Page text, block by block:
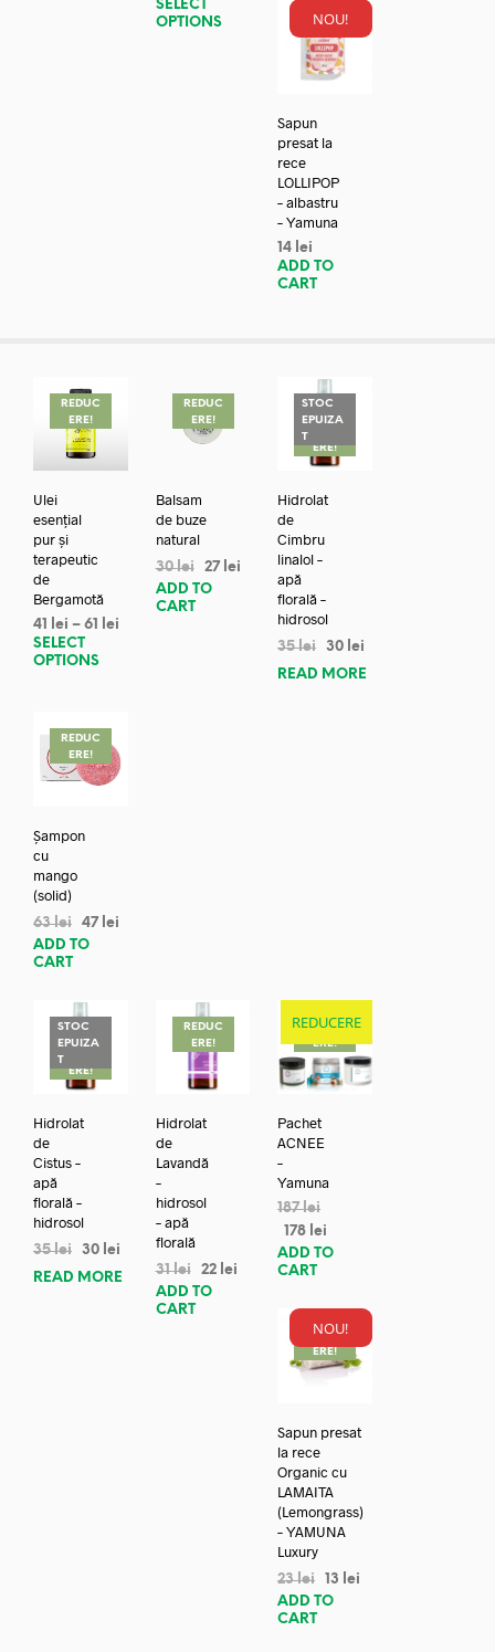
SELECT
OPTIONS
NOU!
Sapun
presat la
rece
LOLLIPOP
– albastru
– Yamuna
14 lei
ADD TO
CART
REDUC
ERE!
Ulei
esențial
pur și
terapeutic
de
Bergamotă
41 lei – 61
lei
SELECT
OPTIONS
REDUC
ERE!
Balsam
de buze
natural
30lei 27 lei
ADD TO
CART
STOC
EPUIZA
TREDUC
ERE!
Hidrolat
de
Cimbru
linalol –
apă
florală –
hidrosol
35lei 30 lei
READ MORE
REDUC
ERE!
Șampon
cu
mango
(solid)
63lei 47 lei
ADD TO
CART
STOC
EPUIZA
TREDUC
ERE!
Hidrolat
de
Cistus –
apă
florală –
hidrosol
35lei 30 lei
READ MORE
REDUC
ERE!
Hidrolat
de
Lavandă
–
hidrosol
– apă
florală
31lei 22 lei
ADD TO
CART
REDUCERE
REDUC
ERE!
Pachet
ACNEE
–
Yamuna
187lei
178 lei
ADD TO
CART
NOU!
REDUC
ERE!
Sapun presat
la rece
Organic cu
LAMAITA
(Lemongrass)
– YAMUNA
Luxury
23lei 13
lei
ADD TO
CART